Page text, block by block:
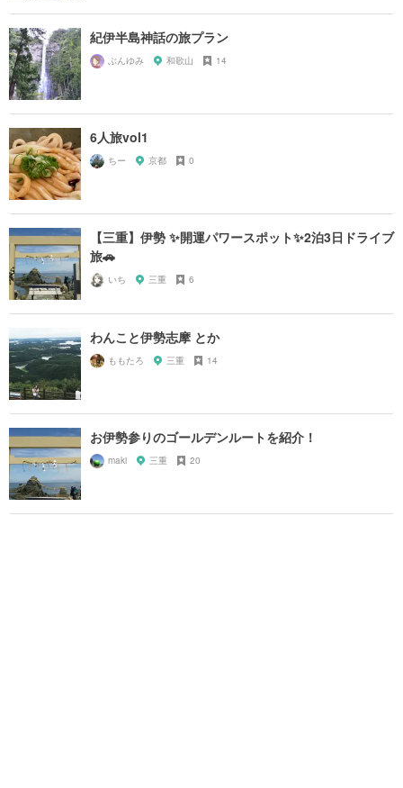
紀伊半島神話の旅プラン
ぶんゆみ 和歌山 14
6人旅vol1
ちー 京都 0
【三重】伊勢 ✨開運パワースポット✨2泊3日ドライブ
旅🚗
いち 三重 6
わんこと伊勢志摩 とか
ももたろ 三重 14
お伊勢参りのゴールデンルートを紹介！
maki 三重 20